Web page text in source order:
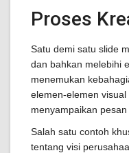
Proses
Satu demi satu slide
dan bahkan melebihi
menemukan
elemen-elemen
menyampaikan
Salah satu contoh
tentang visi